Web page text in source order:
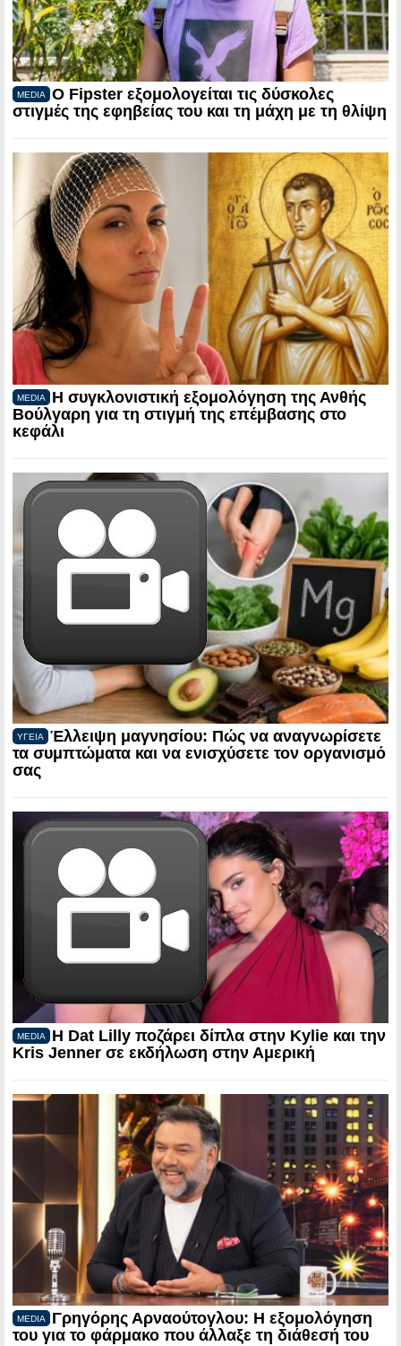
MEDIA
Ο Fipster εξομολογείται τις δύσκολες
στιγμές της εφηβείας του και τη μάχη με τη θλίψη
MEDIA
Η συγκλονιστική εξομολόγηση της Ανθής
Βούλγαρη για τη στιγμή της επέμβασης στο
κεφάλι
ΥΓΕΙΑ
Έλλειψη μαγνησίου: Πώς να αναγνωρίσετε
τα συμπτώματα και να ενισχύσετε τον οργανισμό
σας
MEDIA
Η Dat Lilly ποζάρει δίπλα στην Kylie και την
Kris Jenner σε εκδήλωση στην Αμερική
MEDIA
Γρηγόρης Αρναούτογλου: Η εξομολόγηση
του για το φάρμακο που άλλαξε τη διάθεσή του